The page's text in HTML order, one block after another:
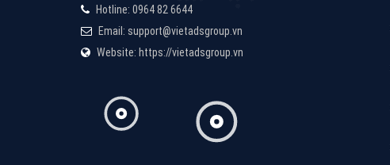
Hotline: 0964 82 6644
Email: support@vietadsgroup.vn
Website: https://vietadsgroup.vn